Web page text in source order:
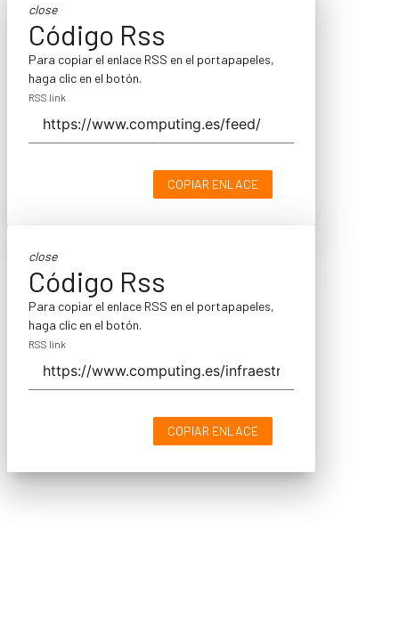
close
Código Rss
Para copiar el enlace RSS en el portapapeles,
haga clic en el botón.
RSS link
COPIAR ENLACE
close
Código Rss
Para copiar el enlace RSS en el portapapeles,
haga clic en el botón.
RSS link
COPIAR ENLACE